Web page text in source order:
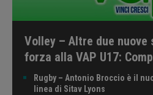
Volley – Altre due
forza alla VAP U17:
Rugby – Antonio Broccio è il
linea di Sitav Lyons